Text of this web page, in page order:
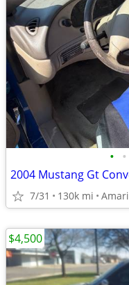
• •
2004 Mustang Gt
7/31 130k mi
$4,500